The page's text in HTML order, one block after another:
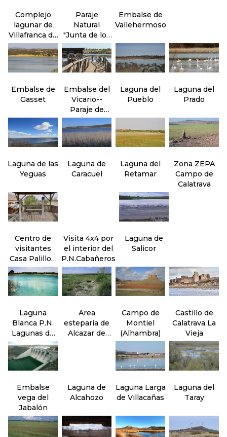
Complejo
lagunar de
Villafranca de
los
Caballeros
Paraje
Natural
"Junta de los
ríos" Záncara
y Cigüela
Embalse de
Vallehermoso
Embalse de
Gasset
Embalse del
Vicario--
Paraje de
Peralvillo
Laguna del
Pueblo
Laguna del
Prado
Laguna de las
Yeguas
Laguna de
Caracuel
Laguna del
Retamar
Zona ZEPA
Campo de
Calatrava
Centro de
visitantes
Casa Palillos.
P.N.
Cabañeros
Visita 4x4 por
el interior del
P.N.Cabañeros
Laguna de
Salicor
Laguna
Blanca P.N.
Lagunas de
Ruidera
Area
esteparia de
Alcazar de
Campo de
Montiel
(Alhambra)
Castillo de
Calatrava La
Vieja
Embalse
vega del
Jabalón
Laguna de
Alcahozo
Laguna Larga
de Villacañas
Laguna del
Taray